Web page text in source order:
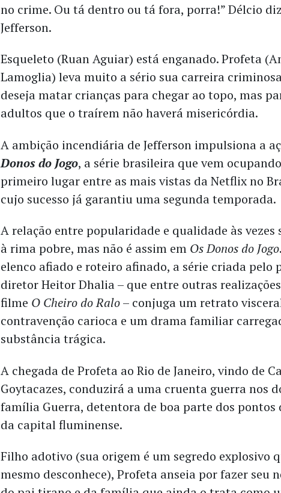
no crime. Ou tá dentro ou tá fora, porra!” Délcio
Jefferson.
Esqueleto (Ruan Aguiar) está enganado. Profeta
Lamoglia) leva muito a sério sua carreira
deseja matar crianças para chegar ao topo, mas
adultos que o traírem não haverá misericórdia.
A ambição incendiária de Jefferson impulsiona a
Donos do Jogo, a série brasileira que vem
primeiro lugar entre as mais vistas da Netflix no
cujo sucesso já garantiu uma segunda temporada.
A relação entre popularidade e qualidade às vezes
à rima pobre, mas não é assim em Os Donos do Jogo
elenco afiado e roteiro afinado, a série criada pelo
diretor Heitor Dhalia – que entre outras
filme O Cheiro do Ralo– conjuga um retrato
contravenção carioca e um drama familiar
substância trágica.
A chegada de Profeta ao Rio de Janeiro, vindo de
Goytacazes, conduzirá a uma cruenta guerra nos
família Guerra, detentora de boa parte dos pontos
da capital fluminense.
Filho adotivo (sua origem é um segredo explosivo
mesmo desconhece), Profeta anseia por fazer seu